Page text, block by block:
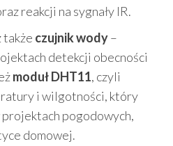
reakcji na sygnały IR.
także czujnik wody–
detekcji obecności
moduł DHT11, czyli
i wilgotności, który
pogodowych,
domowej.